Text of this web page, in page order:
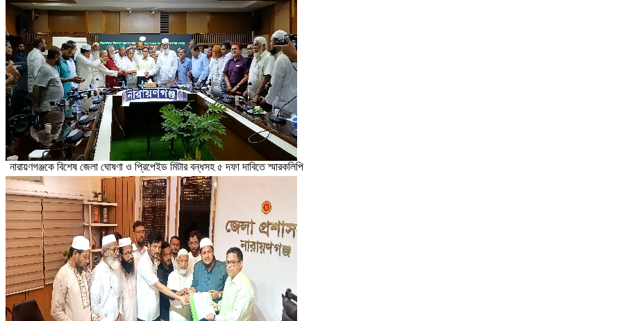
নারায়ণগঞ্জকে বিশেষ জেলা ঘোষণা ও প্রিপেইড মিটার বন্ধসহ ৫ দফা দাবিতে স্মারকলিপি